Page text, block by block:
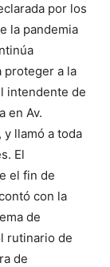
por los
la pandemia
proteger a la
intendente de
en Av.
y llamó a toda
El
el fin de
con la
de
rutinario de
de